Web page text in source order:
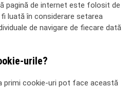
pagină de internet este folosit de
luată în considerare setarea
de navigare de fiecare dată
urile?
primi cookie-uri pot face această